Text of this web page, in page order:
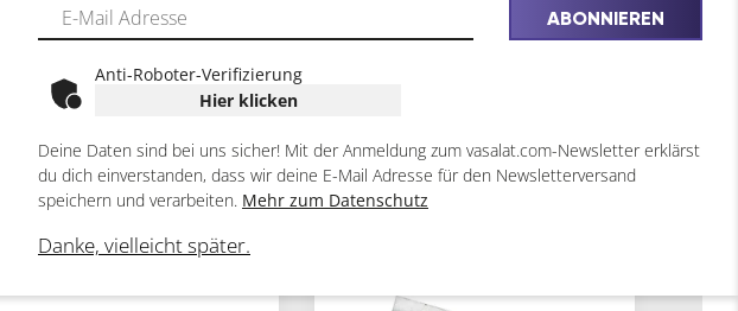
2
ABONNIEREN
Anti-Roboter-Verifizierung
Hier klicken
Deine Daten sind bei uns sicher! Mit der Anmeldung zum vasalat.com-Newsletter erklärst
du dich einverstanden, dass wir deine E-Mail Adresse für den Newsletterversand
speichern und verarbeiten. Mehr zum Datenschutz
Danke, vielleicht später.